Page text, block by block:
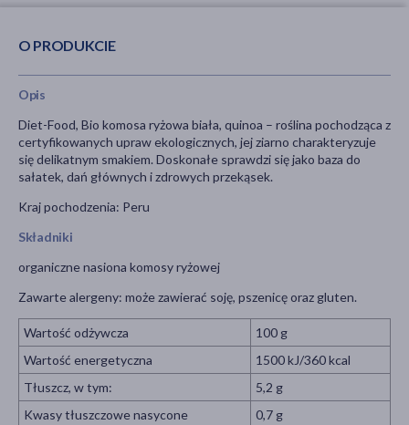
O PRODUKCIE
Opis
Diet-Food, Bio komosa ryżowa biała, quinoa – roślina pochodząca z
certyfikowanych upraw ekologicznych, jej ziarno charakteryzuje
się delikatnym smakiem. Doskonałe sprawdzi się jako baza do
sałatek, dań głównych i zdrowych przekąsek.
Kraj pochodzenia: Peru
Składniki
organiczne nasiona komosy ryżowej
Zawarte alergeny: może zawierać soję, pszenicę oraz gluten.
Wartość odżywcza
100 g
Wartość energetyczna
1500 kJ/360 kcal
Tłuszcz, w tym:
5,2 g
Kwasy tłuszczowe nasycone
0,7 g